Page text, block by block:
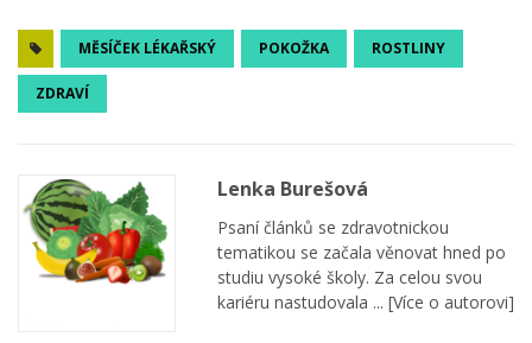
MĚSÍČEK LÉKAŘSKÝ POKOŽKA ROSTLINY
ZDRAVÍ
Lenka Burešová
Psaní článků se zdravotnickou
tematikou se začala věnovat hned po
studiu vysoké školy. Za celou svou
kariéru nastudovala ... [Více o autorovi]